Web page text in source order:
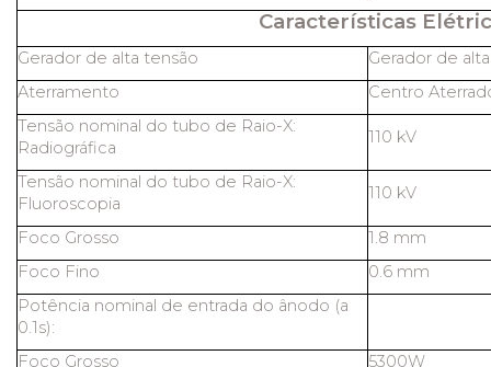
Características
Gerador de alta tensão
Gerador de
Aterramento
Centro
Tensão nominal do tubo de Raio-X:
Radiográfica
110 kV
Tensão nominal do tubo de Raio-X:
Fluoroscopia
110 kV
Foco Grosso
1.8 mm
Foco Fino
0.6 mm
Potência nominal de entrada do ânodo (a
0.1s):
Foco Grosso
5300W